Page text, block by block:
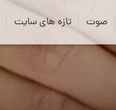
صوت تازه های سایت